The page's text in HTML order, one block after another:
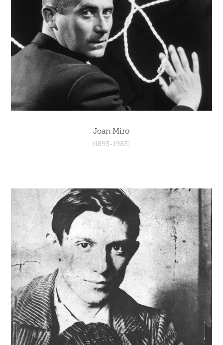
Joan Miro
(1893-1983)